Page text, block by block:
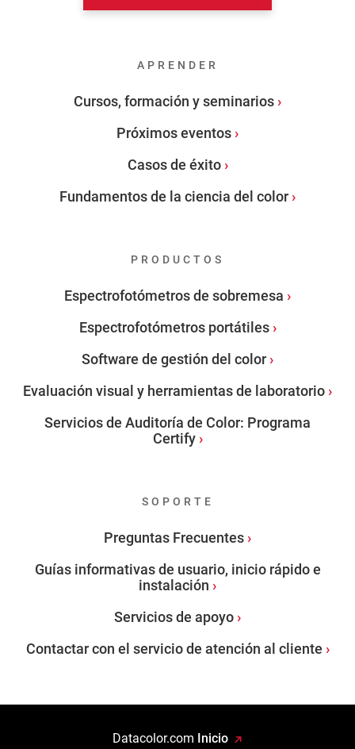
APRENDER
Cursos, formación y seminarios
Próximos eventos
Casos de éxito
Fundamentos de la ciencia del color
PRODUCTOS
Espectrofotómetros de sobremesa
Espectrofotómetros portátiles
Software de gestión del color
Evaluación visual y herramientas de laboratorio
Servicios de Auditoría de Color: Programa
Certify
SOPORTE
Preguntas Frecuentes
Guías informativas de usuario, inicio rápido e
instalación
Servicios de apoyo
Contactar con el servicio de atención al cliente
Datacolor.com Inicio